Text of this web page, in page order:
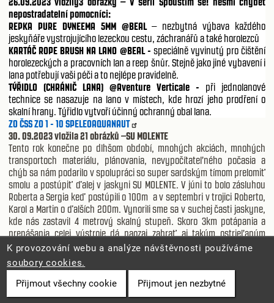
nepostradatelní pomocníci:
REPKA PURE DYNEEMA 5MM @BEAL– nezbytná výbava každého
jeskyňáře vystrojujícího lezeckou cestu, záchranářů a také horolezců
KARTÁČ ROPE BRUSH NA LANO @BEAL - speciálně vyvinutý pro čištění
horolezeckých a pracovních lan a reep šnůr. Stejně jako jiné vybavení i
lana potřebují vaši péči a to nejlépe pravidelně.
TÝŘIDLO (CHRÁNIČ LANA) @Aventure Verticale - při jednolanové
technice se nasazuje na lano v místech, kde hrozí jeho prodření o
skalní hrany. Týřidlo vytvoří účinný ochranný obal lana.
ZO ČSS ZO 1 - 10 SPELEOAQUANAUT
30. 09.2023 vložila 21 obrázků –SU MOLENTE
Tento rok konečne po dlhšom období, mnohých akciách, mnohých
transportoch materiálu, plánovania, nevypočítateľného počasia a
chýb sa nám podarilo v spolupráci so super sardským tímom prelomiť
smolu a postúpiť ďalej v jaskyni SU MOLENTE. V júni to bolo zásluhou
Roberta a Sergia keď postúpili o 100m a v septembri v trojici Roberto,
Karol a Martin o ďalších 200m. Vynorili sme sa v suchej časti jaskyne,
kde nás zastavil 4 metrový skalný stupeň. Skoro 3km potápania a
prenášania celej výstroje dá naozaj zabrať aj takým ostrieľaným
jaskyniarom. Už sa tešíme opäť na postupy ďalší rok. Ďakujem celému
tímu...
HOLŠTEJNSKÁ VÝZKUMNÁ SKUPINA
29. 09.2023 vložila 4 obrázky – Dana Fitzová je spolu s uživatelem
Richard Lašek a 2 dalšími
K provozování webu a analýze návštěvnosti používáme
soubory cookies.
Přijmout všechny cookie
Přijmout jen nezbytné